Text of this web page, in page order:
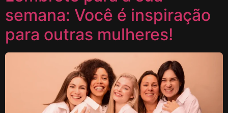
semana: Você é inspiração
para outras mulheres!